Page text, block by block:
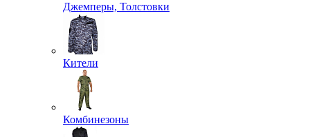
Джемперы, Толстовки
Кители
Комбинезоны